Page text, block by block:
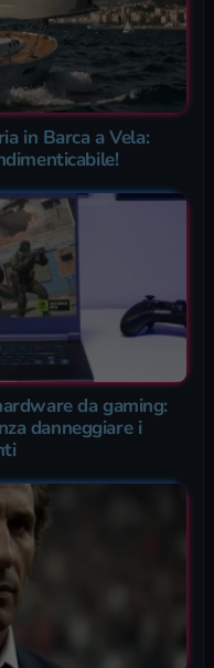
in Barca a Vela:
da gaming:
danneggiare i